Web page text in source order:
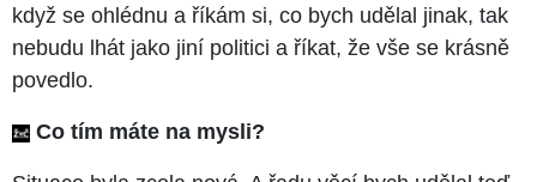
když se ohlédnu a říkám si, co bych udělal jinak, tak
nebudu lhát jako jiní politici a říkat, že vše se krásně
povedlo.
Co tím máte na mysli?